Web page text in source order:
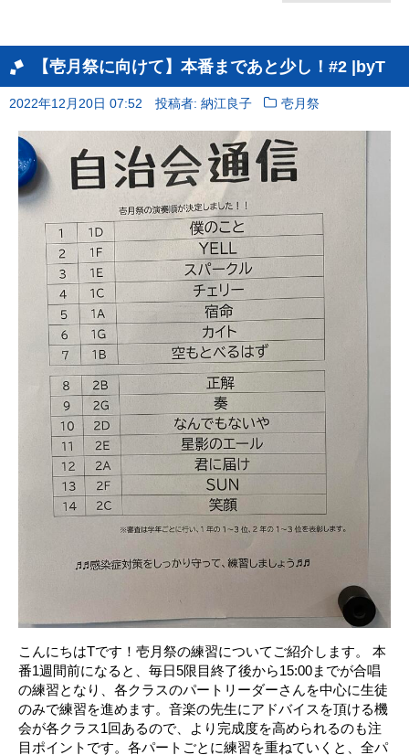
【壱月祭に向けて】本番まであと少し！#2 |byT
2022年12月20日 07:52 投稿者: 納江良子 壱月祭
こんにちはTです！壱月祭の練習についてご紹介します。 本
番1週間前になると、毎日5限目終了後から15:00までが合唱
の練習となり、各クラスのパートリーダーさんを中心に生徒
のみで練習を進めます。音楽の先生にアドバイスを頂ける機
会が各クラス1回あるので、より完成度を高められるのも注
目ポイントです。各パートごとに練習を重ねていくと、全パ